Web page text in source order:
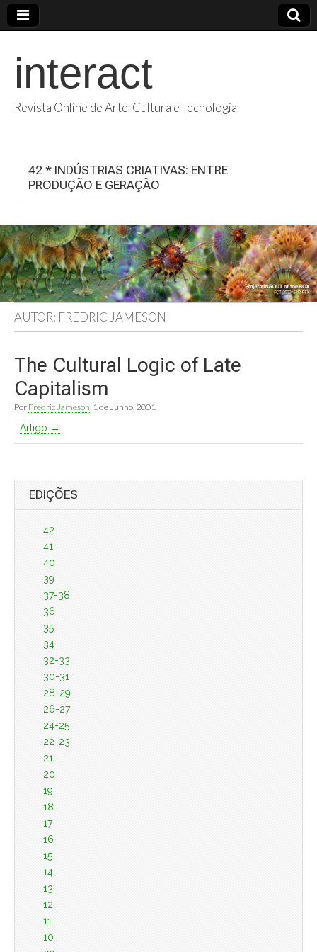
interact
Revista Online de Arte, Cultura e Tecnologia
42 * INDÚSTRIAS CRIATIVAS: ENTRE
PRODUÇÃO E GERAÇÃO
AUTOR: FREDRIC JAMESON
The Cultural Logic of Late
Capitalism
Por Fredric Jameson 1 de Junho, 2001
Artigo →
EDIÇÕES
42
41
40
39
37-38
36
35
34
32-33
30-31
28-29
26-27
24-25
22-23
21
20
19
18
17
16
15
14
13
12
11
10